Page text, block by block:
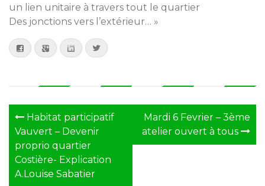
un lien unitaire à travers tout le quartier
Des jonctions vers l’extérieur… »
Facebook Google+ LinkedIn
Post
navigation
Habitat participatif
Vauvert – Devenir
proprio quartier
Costière- Explication
A.Louise Sabatier
Mardi 6 Fevrier – 3ème
atelier ouvert à tous